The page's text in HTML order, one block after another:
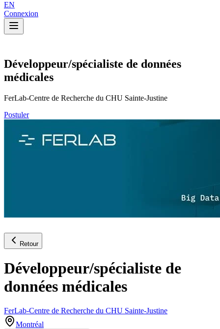
EN
Connexion
Développeur/spécialiste de données
médicales
FerLab-Centre de Recherche du CHU Sainte-Justine
Postuler
Retour
Développeur/spécialiste de
données médicales
FerLab-Centre de Recherche du CHU Sainte-Justine
Montréal